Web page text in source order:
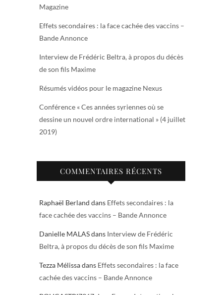
Magazine
Effets secondaires : la face cachée des vaccins –
Bande Annonce
Interview de Frédéric Beltra, à propos du décès
de son fils Maxime
Résumés vidéos pour le magazine Nexus
Conférence « Ces années syriennes où se
dessine un nouvel ordre international » (4 juillet
2019)
COMMENTAIRES RÉCENTS
Raphaël Berland dans Effets secondaires : la
face cachée des vaccins – Bande Annonce
Danielle MALASdans Interview de Frédéric
Beltra, à propos du décès de son fils Maxime
Tezza Mélissadans Effets secondaires : la face
cachée des vaccins – Bande Annonce